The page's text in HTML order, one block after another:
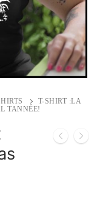
T-SHIRT :LA
TANNÉE!